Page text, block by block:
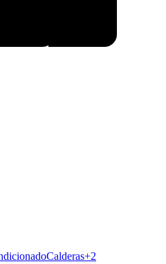
Calderas+2